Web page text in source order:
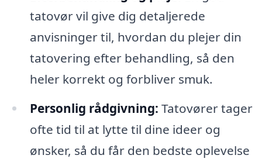
tatovør vil give dig detaljerede
anvisninger til, hvordan du plejer din
tatovering efter behandling, så den
heler korrekt og forbliver smuk.
Personlig rådgivning: Tatovører tager
ofte tid til at lytte til dine ideer og
ønsker, så du får den bedste oplevelse